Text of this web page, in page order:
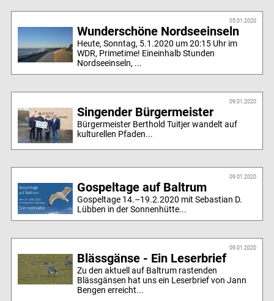
05.01.2020
Wunderschöne Nordseeinseln
Heute, Sonntag, 5.1.2020 um 20:15 Uhr im
WDR, Primetime! Eineinhalb Stunden
Nordseeinseln, ...
09.01.2020
Singender Bürgermeister
Bürgermeister Berthold Tuitjer wandelt auf
kulturellen Pfaden...
09.01.2020
Gospeltage auf Baltrum
Gospeltage 14.–19.2.2020 mit Sebastian D.
Lübben in der Sonnenhütte...
09.01.2020
Blässgänse - Ein Leserbrief
Zu den aktuell auf Baltrum rastenden
Blässgänsen hat uns ein Leserbrief von Jann
Bengen erreicht...